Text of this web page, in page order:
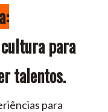
para
talentos.
para